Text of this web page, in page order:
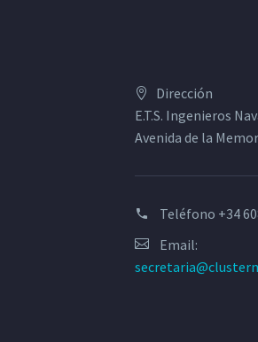
Dirección
E.T.S. Ingenieros
Avenida de la
Teléfono +34
Email: